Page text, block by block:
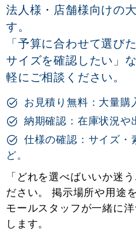
法人様・店舗様向けの
す。
「予算に合わせて選び
サイズを確認したい」
軽にご相談ください。
お見積り無料：大量購
納期確認：在庫状況や
仕様の確認：サイズ・
ど。
「どれを選べばいいか迷
ださい。 掲示場所や用途
モールスタッフが一緒に
します。